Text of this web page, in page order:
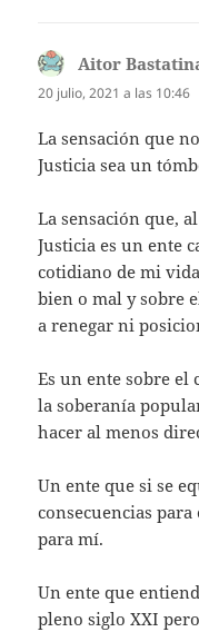
Aitor
20 julio, 2021 a las 10:46
La sensación que
Justicia sea un
La sensación que,
Justicia es un ente
cotidiano de mi
bien o mal y sobre
a renegar ni
Es un ente sobre el
la soberanía
hacer al menos
Un ente que si se
consecuencias
para mí.
Un ente que
pleno siglo XXI